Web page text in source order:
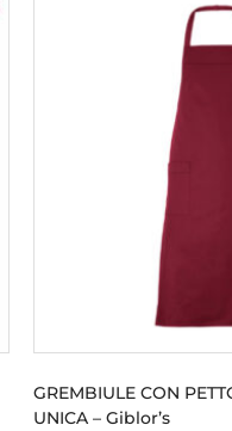
GREMBIULE CON
UNICA – Giblor’s